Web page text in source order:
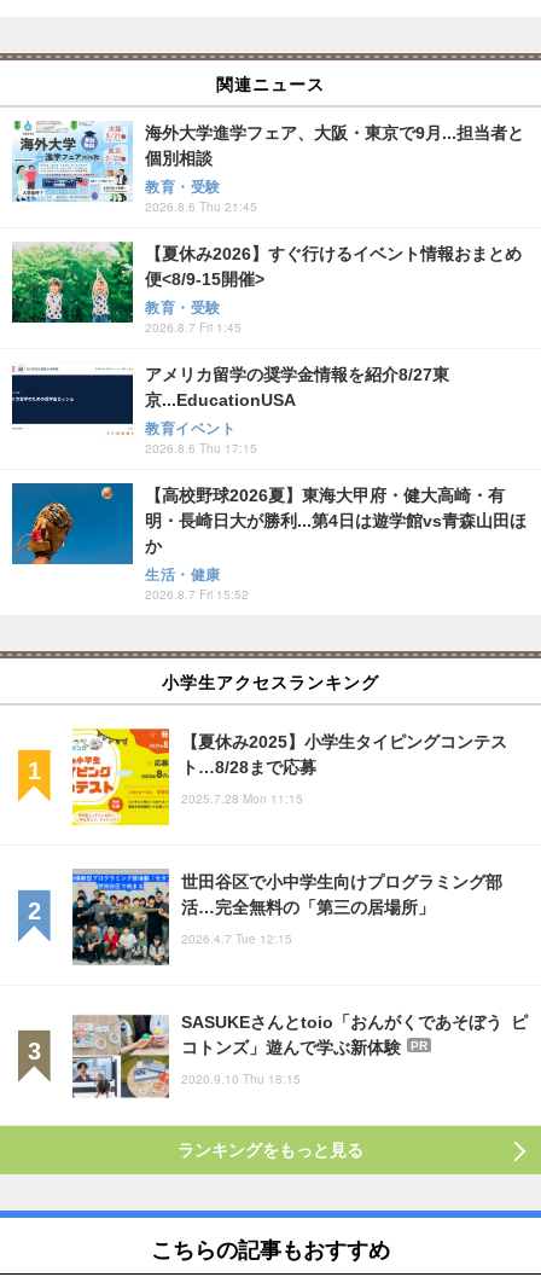
関連ニュース
海外大学進学フェア、大阪・東京で9月...担当者と
個別相談
教育・受験
2026.8.6 Thu 21:45
【夏休み2026】すぐ行けるイベント情報おまとめ
便<8/9-15開催>
教育・受験
2026.8.7 Fri 1:45
アメリカ留学の奨学金情報を紹介8/27東
京...EducationUSA
教育イベント
2026.8.6 Thu 17:15
【高校野球2026夏】東海大甲府・健大高崎・有
明・長崎日大が勝利...第4日は遊学館vs青森山田ほ
か
生活・健康
2026.8.7 Fri 15:52
小学生アクセスランキング
【夏休み2025】小学生タイピングコンテス
ト…8/28まで応募
2025.7.28 Mon 11:15
世田谷区で小中学生向けプログラミング部
活…完全無料の「第三の居場所」
2026.4.7 Tue 12:15
SASUKEさんとtoio「おんがくであそぼう ピ
コトンズ」遊んで学ぶ新体験
PR
2020.9.10 Thu 18:15
ランキングをもっと見る
こちらの記事もおすすめ